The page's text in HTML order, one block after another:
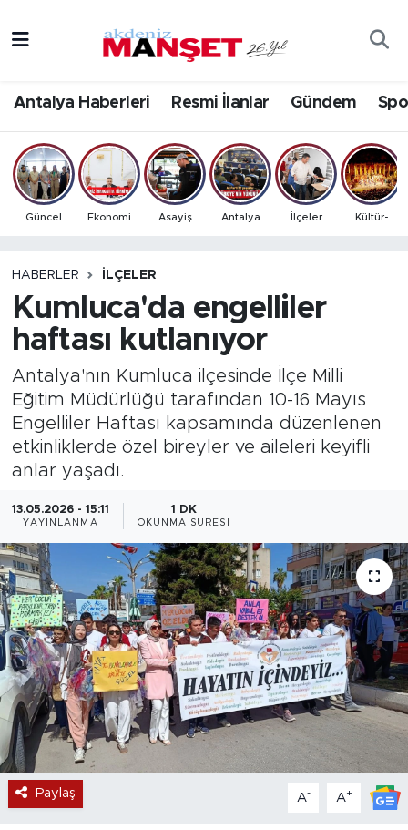
Antalya Haberleri Resmi İlanlar Gündem
Güncel Ekonomi Asayiş Antalya İlçeler Kültür-
HABERLER İLÇELER
Kumluca'da engelliler
haftası kutlanıyor
Antalya'nın Kumluca ilçesinde İlçe Milli
Eğitim Müdürlüğü tarafından 10-16 Mayıs
Engelliler Haftası kapsamında düzenlenen
etkinliklerde özel bireyler ve aileleri keyifli
anlar yaşadı.
13.05.2026 - 15:11
YAYINLANMA
1 DK
OKUNMA SÜRESI
Paylaş A- A+
Bilim & Teknoloji
Eğitim
Ekonomi
Gündem
İlçeler
Kültür- Sanat
Magazin
Resmi İlanlar
Sağlık
Spor
Turizm
Antalya Hava Durumu
Antalya Namaz Vakitleri
Antalya Trafik Yoğunluk Haritası
Tüm Manşetler
Son Dakika Haberleri
Haber Arşivi